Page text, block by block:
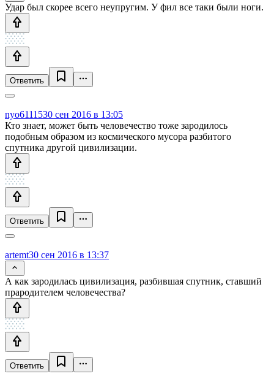
Удар был скорее всего неупругим. У фил все таки были ноги.
Ответить
nyo6111530 сен 2016 в 13:05
Кто знает, может быть человечество тоже зародилось
подобным образом из космического мусора разбитого
спутника другой цивилизации.
Ответить
artemt30 сен 2016 в 13:37
А как зародилась цивилизация, разбившая спутник, ставший
прародителем человечества?
Ответить